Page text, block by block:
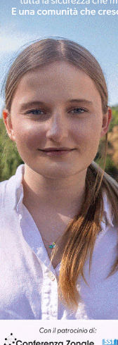
studenti
debutta il
Più lette
Figline Incisa
Piscina di
Pnrr, il gruppo
ringraziamento
Cronaca 3 Agosto
Scomparso da
Fiorentino
Levane nel 2020
Cronaca 4 Agosto
Un anno fa la
Gianni, Giulia
processo, lo